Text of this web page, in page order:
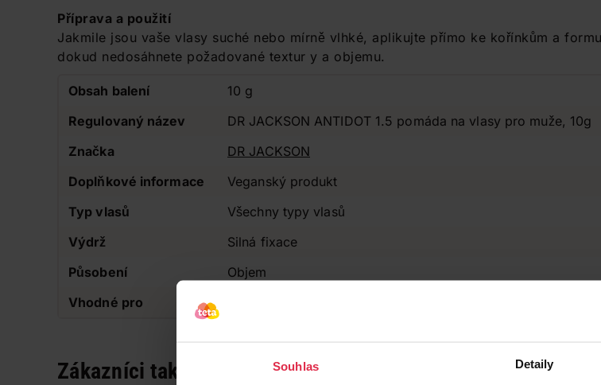
Souhlas Detaily
Příprava a použití
Jakmile jsou vaše vlasy suché nebo mírně vlhké, aplikujte přímo ke kořínkům a
dokud nedosáhnete požadované textur y a objemu.
Obsah balení
10 g
Regulovaný název
DR JACKSON ANTIDOT 1.5 pomáda na vlasy pro muže, 10g
Značka
DR JACKSON
Doplňkové informace
Veganský produkt
Typ vlasů
Všechny typy vlasů
Výdrž
Silná fixace
Působení
Objem
Vhodné pro
Zákazníci také často nakupují